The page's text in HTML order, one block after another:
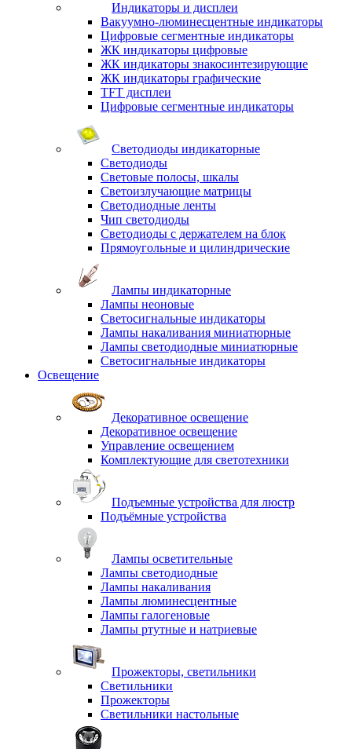
Индикаторы и дисплеи
Вакуумно-люминесцентные индикаторы
Цифровые сегментные индикаторы
ЖК индикаторы цифровые
ЖК индикаторы знакосинтезирующие
ЖК индикаторы графические
TFT дисплеи
Цифровые сегментные индикаторы
Светодиоды индикаторные
Светодиоды
Световые полосы, шкалы
Светоизлучающие матрицы
Светодиодные ленты
Чип светодиоды
Светодиоды с держателем на блок
Прямоугольные и цилиндрические
Лампы индикаторные
Лампы неоновые
Светосигнальные индикаторы
Лампы накаливания миниатюрные
Лампы светодиодные миниатюрные
Светосигнальные индикаторы
Освещение
Декоративное освещение
Декоративное освещение
Управление освещением
Комплектующие для светотехники
Подъемные устройства для люстр
Подъёмные устройства
Лампы осветительные
Лампы светодиодные
Лампы накаливания
Лампы люминесцентные
Лампы галогеновые
Лампы ртутные и натриевые
Прожекторы, светильники
Светильники
Прожекторы
Светильники настольные